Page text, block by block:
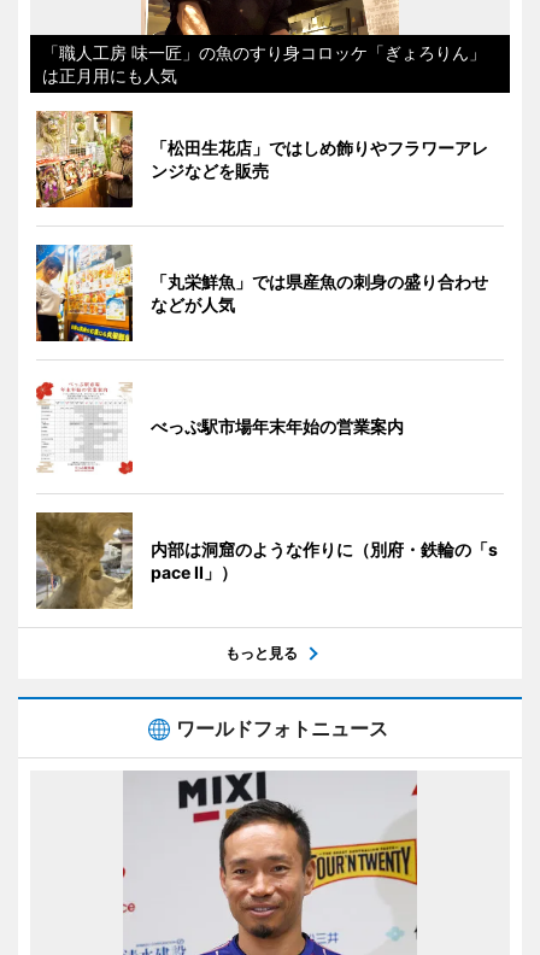
「職人工房 味一匠」の魚のすり身コロッケ「ぎょろりん」
は正月用にも人気
「松田生花店」ではしめ飾りやフラワーアレ
ンジなどを販売
「丸栄鮮魚」では県産魚の刺身の盛り合わせ
などが人気
べっぷ駅市場年末年始の営業案内
内部は洞窟のような作りに（別府・鉄輪の「s
pace II」）
もっと見る
ワールドフォトニュース